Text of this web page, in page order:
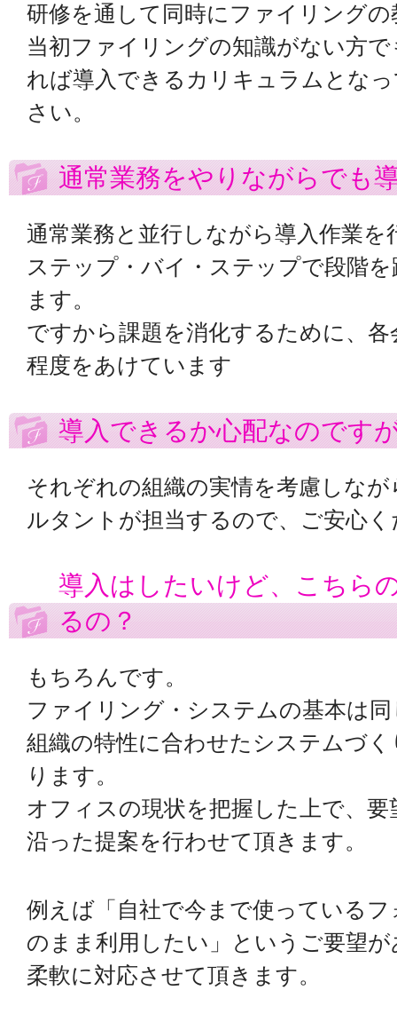
研修を通して同時にファイリング
当初ファイリングの知識がない方
れば導入できるカリキュラムとな
さい。
通常業務をやりながらでも
通常業務と並行しながら導入作業を
ステップ・バイ・ステップで段階
ます。
ですから課題を消化するために、
程度をあけています
導入できるか心配なのです
それぞれの組織の実情を考慮しな
ルタントが担当するので、ご安心
導入はしたいけど、こちら
るの？
もちろんです。
ファイリング・システムの基本は
組織の特性に合わせたシステムづ
ります。
オフィスの現状を把握した上で、
沿った提案を行わせて頂きます。
例えば「自社で今まで使っている
のまま利用したい」というご要望
柔軟に対応させて頂きます。